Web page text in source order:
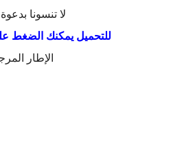
لا تنسونا
للتحميل يمكنك الضغط
الإطار